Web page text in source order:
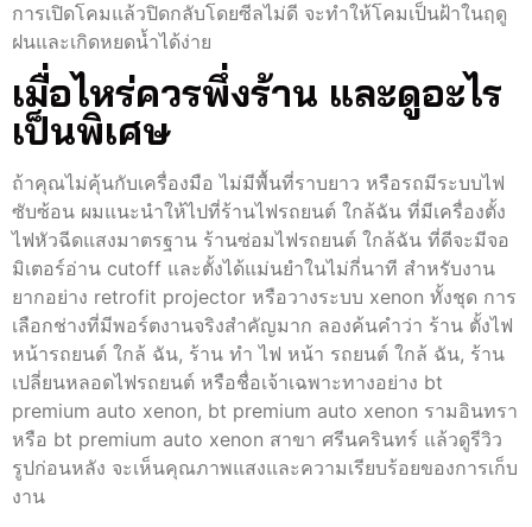
การเปิดโคมแล้วปิดกลับโดยซีลไม่ดี จะทำให้โคมเป็นฝ้าในฤดู
ฝนและเกิดหยดน้ำได้ง่าย
เมื่อไหร่ควรพึ่งร้าน และดูอะไร
เป็นพิเศษ
ถ้าคุณไม่คุ้นกับเครื่องมือ ไม่มีพื้นที่ราบยาว หรือรถมีระบบไฟ
ซับซ้อน ผมแนะนำให้ไปที่ร้านไฟรถยนต์ ใกล้ฉัน ที่มีเครื่องตั้ง
ไฟหัวฉีดแสงมาตรฐาน ร้านซ่อมไฟรถยนต์ ใกล้ฉัน ที่ดีจะมีจอ
มิเตอร์อ่าน cutoff และตั้งได้แม่นยำในไม่กี่นาที สำหรับงาน
ยากอย่าง retrofit projector หรือวางระบบ xenon ทั้งชุด การ
เลือกช่างที่มีพอร์ตงานจริงสำคัญมาก ลองค้นคำว่า ร้าน ตั้งไฟ
หน้ารถยนต์ ใกล้ ฉัน, ร้าน ทํา ไฟ หน้า รถยนต์ ใกล้ ฉัน, ร้าน
เปลี่ยนหลอดไฟรถยนต์ หรือชื่อเจ้าเฉพาะทางอย่าง bt
premium auto xenon, bt premium auto xenon รามอินทรา
หรือ bt premium auto xenon สาขา ศรีนครินทร์ แล้วดูรีวิว
รูปก่อนหลัง จะเห็นคุณภาพแสงและความเรียบร้อยของการเก็บ
งาน